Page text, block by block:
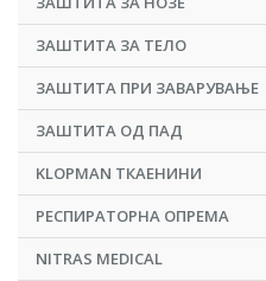
ЗАШТИТА ЗА ТЕЛО
ЗАШТИТА ПРИ ЗАВАРУВАЊЕ
ЗАШТИТА ОД ПАД
KLOPMAN ТКАЕНИНИ
РЕСПИРАТОРНА ОПРЕМА
NITRAS MEDICAL